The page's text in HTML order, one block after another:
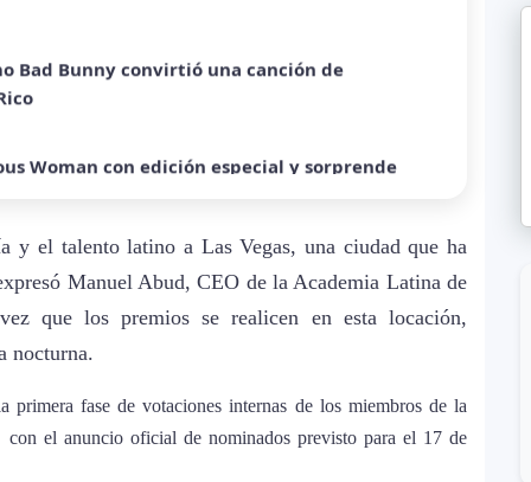
Woman con edición especial y sorprende
y sorprende con emotiva labor
sobre Palestina que vuelve a generar debate
y el talento latino a Las Vegas, una ciudad que ha
Manuel Abud, CEO de la Academia Latina de
que los premios se realicen en esta locación,
nocturna.
primera fase de votaciones internas de los miembros de la
el anuncio oficial de nominados previsto para el 17 de